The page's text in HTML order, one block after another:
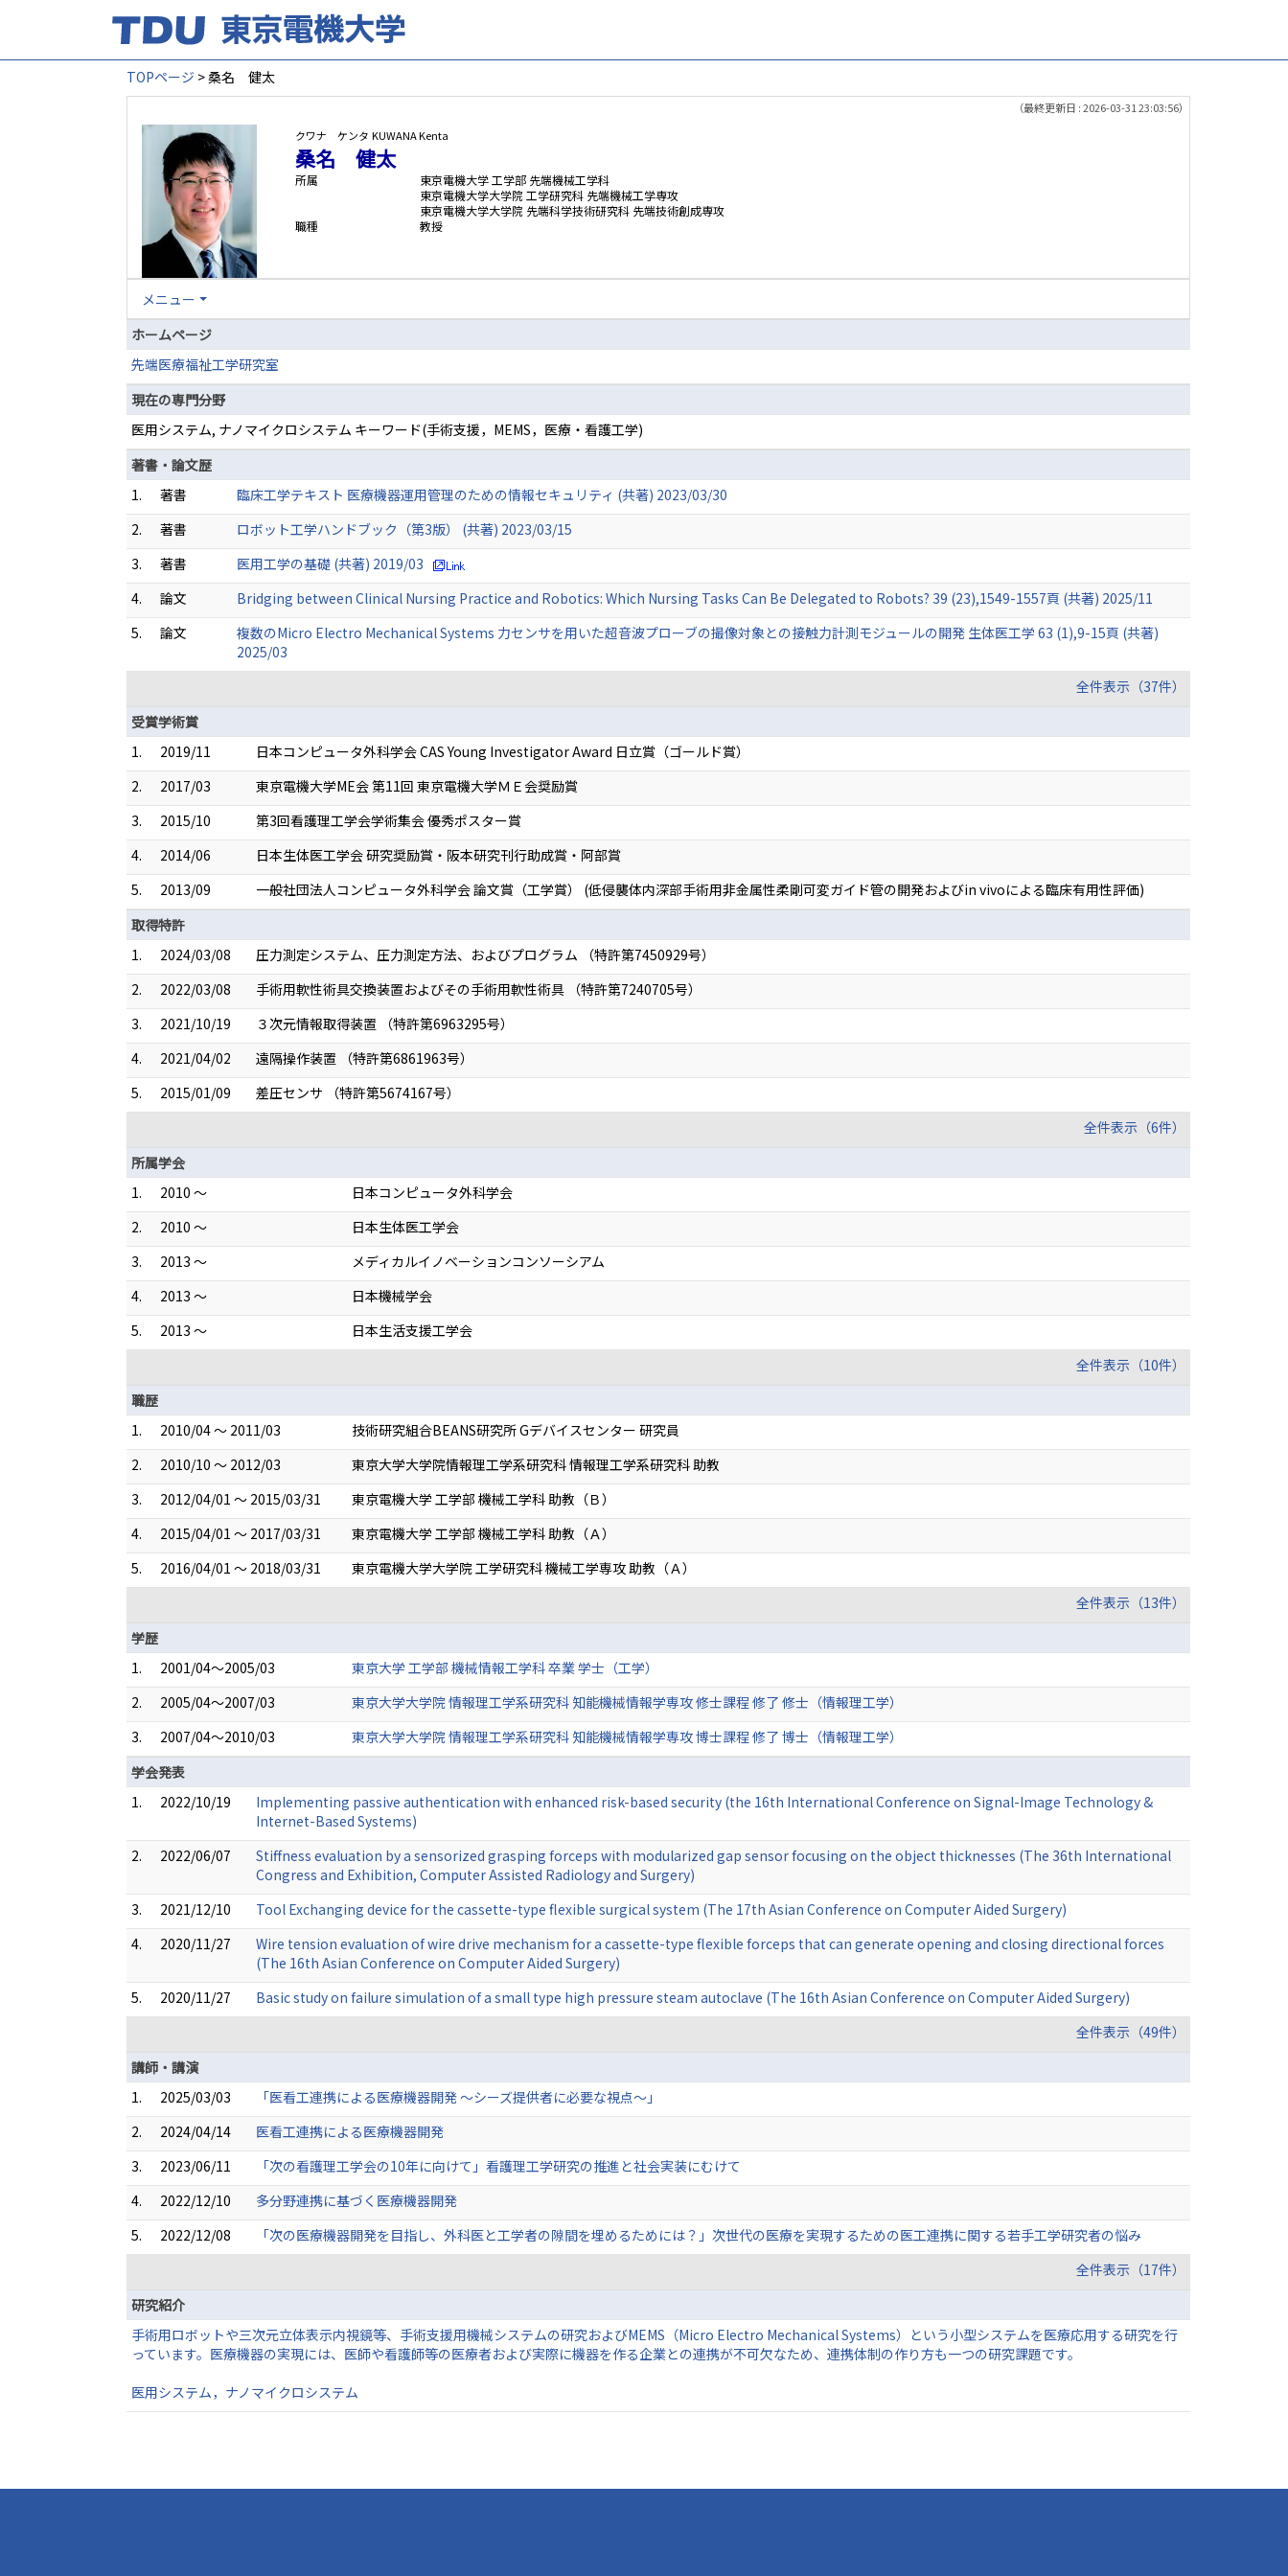
TOPページ > 桑名 健太
（最終更新日 : 2026-03-31 23:03:56）
クワナ ケンタ KUWANA Kenta
桑名 健太
所属
東京電機大学 工学部 先端機械工学科
東京電機大学大学院 工学研究科 先端機械工学専攻
東京電機大学大学院 先端科学技術研究科 先端技術創成専攻
職種
教授
メニュー
ホームページ
先端医療福祉工学研究室
現在の専門分野
医用システム, ナノマイクロシステム キーワード(手術支援，MEMS，医療・看護工学)
著書・論文歴
1.
著書
臨床工学テキスト 医療機器運用管理のための情報セキュリティ (共著) 2023/03/30
2.
著書
ロボット工学ハンドブック（第3版） (共著) 2023/03/15
3.
著書
医用工学の基礎 (共著) 2019/03
4.
論文
Bridging between Clinical Nursing Practice and Robotics: Which Nursing Tasks Can Be Delegated to Robots? 39 (23),1549-1557頁 (共著) 2025/11
5.
論文
複数のMicro Electro Mechanical Systems 力センサを用いた超音波プローブの撮像対象との接触力計測モジュールの開発 生体医工学 63 (1),9-15頁 (共著)
2025/03
全件表示（37件）
受賞学術賞
1.
2019/11
日本コンピュータ外科学会 CAS Young Investigator Award 日立賞（ゴールド賞）
2.
2017/03
東京電機大学ME会 第11回 東京電機大学ＭＥ会奨励賞
3.
2015/10
第3回看護理工学会学術集会 優秀ポスター賞
4.
2014/06
日本生体医工学会 研究奨励賞・阪本研究刊行助成賞・阿部賞
5.
2013/09
一般社団法人コンピュータ外科学会 論文賞（工学賞） (低侵襲体内深部手術用非金属性柔剛可変ガイド管の開発およびin vivoによる臨床有用性評価)
取得特許
1.
2024/03/08
圧力測定システム、圧力測定方法、およびプログラム （特許第7450929号）
2.
2022/03/08
手術用軟性術具交換装置およびその手術用軟性術具 （特許第7240705号）
3.
2021/10/19
３次元情報取得装置 （特許第6963295号）
4.
2021/04/02
遠隔操作装置 （特許第6861963号）
5.
2015/01/09
差圧センサ （特許第5674167号）
全件表示（6件）
所属学会
1.
2010 ～
日本コンピュータ外科学会
2.
2010 ～
日本生体医工学会
3.
2013 ～
メディカルイノベーションコンソーシアム
4.
2013 ～
日本機械学会
5.
2013 ～
日本生活支援工学会
全件表示（10件）
職歴
1.
2010/04 ～ 2011/03
技術研究組合BEANS研究所 Gデバイスセンター 研究員
2.
2010/10 ～ 2012/03
東京大学大学院情報理工学系研究科 情報理工学系研究科 助教
3.
2012/04/01 ～ 2015/03/31
東京電機大学 工学部 機械工学科 助教（Ｂ）
4.
2015/04/01 ～ 2017/03/31
東京電機大学 工学部 機械工学科 助教（Ａ）
5.
2016/04/01 ～ 2018/03/31
東京電機大学大学院 工学研究科 機械工学専攻 助教（Ａ）
全件表示（13件）
学歴
1.
2001/04～2005/03
東京大学 工学部 機械情報工学科 卒業 学士（工学）
2.
2005/04～2007/03
東京大学大学院 情報理工学系研究科 知能機械情報学専攻 修士課程 修了 修士（情報理工学）
3.
2007/04～2010/03
東京大学大学院 情報理工学系研究科 知能機械情報学専攻 博士課程 修了 博士（情報理工学）
学会発表
1.
2022/10/19
Implementing passive authentication with enhanced risk-based security (the 16th International Conference on Signal-Image Technology &
Internet-Based Systems)
2.
2022/06/07
Stiffness evaluation by a sensorized grasping forceps with modularized gap sensor focusing on the object thicknesses (The 36th International
Congress and Exhibition, Computer Assisted Radiology and Surgery)
3.
2021/12/10
Tool Exchanging device for the cassette-type flexible surgical system (The 17th Asian Conference on Computer Aided Surgery)
4.
2020/11/27
Wire tension evaluation of wire drive mechanism for a cassette-type flexible forceps that can generate opening and closing directional forces
(The 16th Asian Conference on Computer Aided Surgery)
5.
2020/11/27
Basic study on failure simulation of a small type high pressure steam autoclave (The 16th Asian Conference on Computer Aided Surgery)
全件表示（49件）
講師・講演
1.
2025/03/03
「医看工連携による医療機器開発 ～シーズ提供者に必要な視点～」
2.
2024/04/14
医看工連携による医療機器開発
3.
2023/06/11
「次の看護理工学会の10年に向けて」看護理工学研究の推進と社会実装にむけて
4.
2022/12/10
多分野連携に基づく医療機器開発
5.
2022/12/08
「次の医療機器開発を目指し、外科医と工学者の隙間を埋めるためには？」次世代の医療を実現するための医工連携に関する若手工学研究者の悩み
全件表示（17件）
研究紹介
手術用ロボットや三次元立体表示内視鏡等、手術支援用機械システムの研究およびMEMS（Micro Electro Mechanical Systems）という小型システムを医療応用する研究を行
っています。医療機器の実現には、医師や看護師等の医療者および実際に機器を作る企業との連携が不可欠なため、連携体制の作り方も一つの研究課題です。
医用システム，ナノマイクロシステム